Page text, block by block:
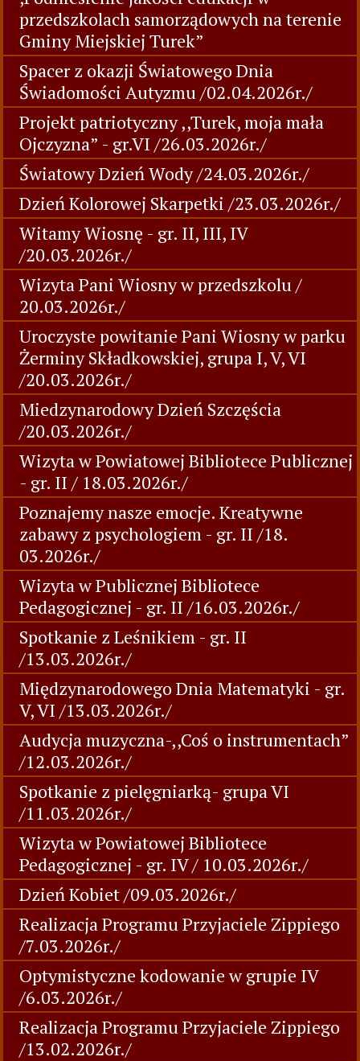
przedszkolach samorządowych na terenie
Gminy Miejskiej Turek”
Spacer z okazji Światowego Dnia
Świadomości Autyzmu /02.04.2026r./
Projekt patriotyczny ,,Turek, moja mała
Ojczyzna” - gr.VI /26.03.2026r./
Światowy Dzień Wody /24.03.2026r./
Dzień Kolorowej Skarpetki /23.03.2026r./
Witamy Wiosnę - gr. II, III, IV
/20.03.2026r./
Wizyta Pani Wiosny w przedszkolu /
20.03.2026r./
Uroczyste powitanie Pani Wiosny w parku
Żerminy Składkowskiej, grupa I, V, VI
/20.03.2026r./
Miedzynarodowy Dzień Szczęścia
/20.03.2026r./
Wizyta w Powiatowej Bibliotece Publicznej
- gr. II / 18.03.2026r./
Poznajemy nasze emocje. Kreatywne
zabawy z psychologiem - gr. II /18.
03.2026r./
Wizyta w Publicznej Bibliotece
Pedagogicznej - gr. II /16.03.2026r./
Spotkanie z Leśnikiem - gr. II
/13.03.2026r./
Międzynarodowego Dnia Matematyki - gr.
V, VI /13.03.2026r./
Audycja muzyczna-,,Coś o instrumentach”
/12.03.2026r./
Spotkanie z pielęgniarką- grupa VI
/11.03.2026r./
Wizyta w Powiatowej Bibliotece
Pedagogicznej - gr. IV / 10.03.2026r./
Dzień Kobiet /09.03.2026r./
Realizacja Programu Przyjaciele Zippiego
/7.03.2026r./
Optymistyczne kodowanie w grupie IV
/6.03.2026r./
Realizacja Programu Przyjaciele Zippiego
/13.02.2026r./